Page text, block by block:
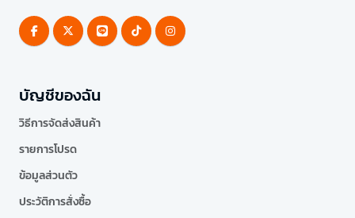
บัญชีของฉัน
วิธีการจัดส่งสินค้า
รายการโปรด
ข้อมูลส่วนตัว
ประวัติการสั่งซื้อ